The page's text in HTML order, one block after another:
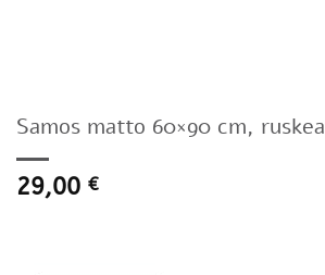
Samos matto 60×90 cm, ruskea
29,00 €